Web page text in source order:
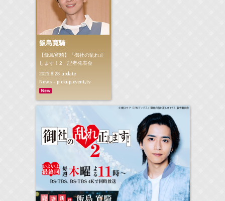
飯島寛騎
【飯島寛騎】「御社の乱れ正
します！2」記者発表会
2025.8.28update
News - pickup,event,tv